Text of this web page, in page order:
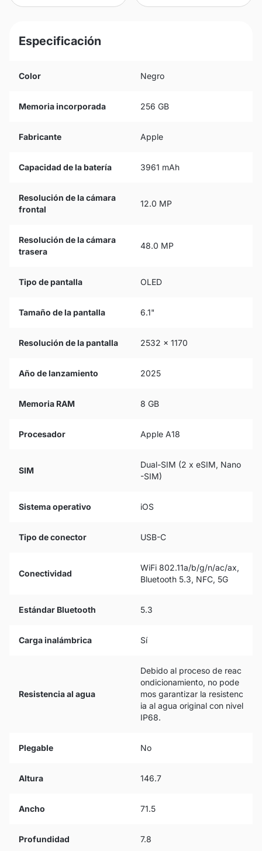
Especificación
Color Negro
Memoria incorporada 256 GB
Fabricante Apple
Capacidad de la batería 3961 mAh
Resolución de la cámara
frontal
12.0 MP
Resolución de la cámara
trasera
48.0 MP
Tipo de pantalla OLED
Tamaño de la pantalla 6.1"
Resolución de la pantalla 2532 x 1170
Año de lanzamiento 2025
Memoria RAM 8 GB
Procesador Apple A18
SIM
Dual-SIM (2 x eSIM, Nano
-SIM)
Sistema operativo iOS
Tipo de conector USB-C
Conectividad
WiFi 802.11a/b/g/n/ac/ax,
Bluetooth 5.3, NFC, 5G
Estándar Bluetooth 5.3
Carga inalámbrica Sí
Resistencia al agua
Debido al proceso de reac
ondicionamiento, no pode
mos garantizar la resistenc
ia al agua original con nivel
IP68.
Plegable No
Altura 146.7
Ancho 71.5
Profundidad 7.8